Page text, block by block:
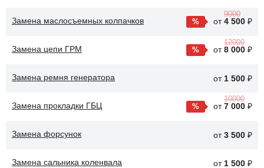
смазке всех деталей. Это также помогает снизить уровень шума
и вибрации, обеспечивая более плавную работу двигателя.
Замена маслосъемных колпачков от
9000
4 500 ₽
Замена цепи ГРМ от
12000
8 000 ₽
Замена ремня генератора от 1 500 ₽
Замена прокладки ГБЦ от
10000
7 000 ₽
Замена форсунок от3 500 ₽
Замена сальника коленвала от 1 500 ₽